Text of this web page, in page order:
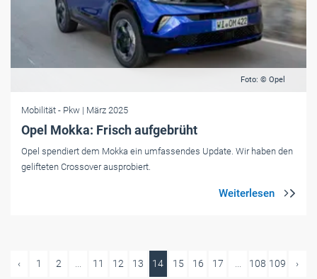
Foto: © Opel
Mobilität - Pkw | März 2025
Opel Mokka: Frisch aufgebrüht
Opel spendiert dem Mokka ein umfassendes Update. Wir haben den
gelifteten Crossover ausprobiert.
‹ 1 2 ... 11 12 13 14 15 16 17 ... 108 109 ›